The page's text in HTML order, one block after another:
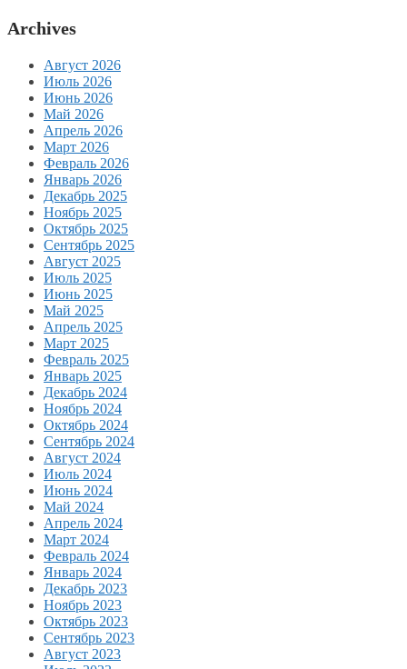
Archives
Август 2026
Июль 2026
Июнь 2026
Май 2026
Апрель 2026
Март 2026
Февраль 2026
Январь 2026
Декабрь 2025
Ноябрь 2025
Октябрь 2025
Сентябрь 2025
Август 2025
Июль 2025
Июнь 2025
Май 2025
Апрель 2025
Март 2025
Февраль 2025
Январь 2025
Декабрь 2024
Ноябрь 2024
Октябрь 2024
Сентябрь 2024
Август 2024
Июль 2024
Июнь 2024
Май 2024
Апрель 2024
Март 2024
Февраль 2024
Январь 2024
Декабрь 2023
Ноябрь 2023
Октябрь 2023
Сентябрь 2023
Август 2023